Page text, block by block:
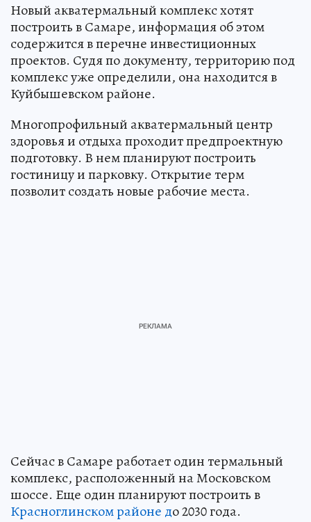
Новый акватермальный комплекс хотят
построить в Самаре, информация об этом
содержится в перечне инвестиционных
проектов. Судя по документу, территорию под
комплекс уже определили, она находится в
Куйбышевском районе.
Многопрофильный акватермальный центр
здоровья и отдыха проходит предпроектную
подготовку. В нем планируют построить
гостиницу и парковку. Открытие терм
позволит создать новые рабочие места.
Сейчас в Самаре работает один термальный
комплекс, расположенный на Московском
шоссе. Еще один планируют построить в
Красноглинском районе до 2030 года.